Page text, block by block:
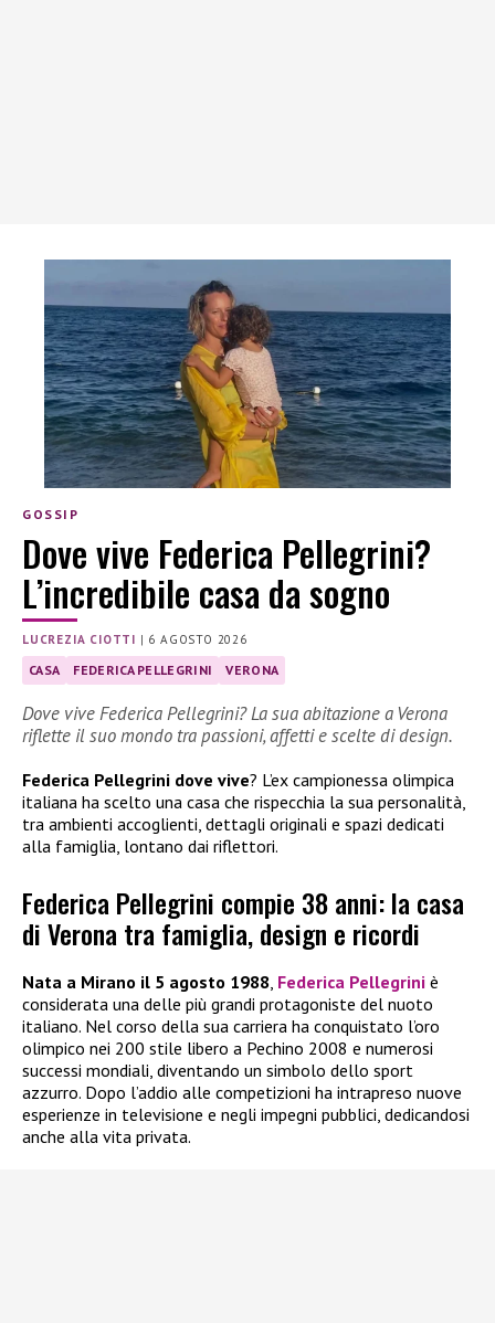
GOSSIP
Dove vive Federica Pellegrini?
L’incredibile casa da sogno
LUCREZIA CIOTTI | 6 AGOSTO 2026
CASA FEDERICA PELLEGRINI VERONA
Dove vive Federica Pellegrini? La sua abitazione a Verona
riflette il suo mondo tra passioni, affetti e scelte di design.
Federica Pellegrini dove vive? L’ex campionessa olimpica
italiana ha scelto una casa che rispecchia la sua personalità,
tra ambienti accoglienti, dettagli originali e spazi dedicati
alla famiglia, lontano dai riflettori.
Federica Pellegrini compie 38 anni: la casa
di Verona tra famiglia, design e ricordi
Nata a Mirano il 5 agosto 1988 Federica Pellegrini è
considerata una delle più grandi protagoniste del nuoto
italiano. Nel corso della sua carriera ha conquistato l’oro
olimpico nei 200 stile libero a Pechino 2008 e numerosi
successi mondiali, diventando un simbolo dello sport
azzurro. Dopo l’addio alle competizioni ha intrapreso nuove
esperienze in televisione e negli impegni pubblici, dedicandosi
anche alla vita privata.